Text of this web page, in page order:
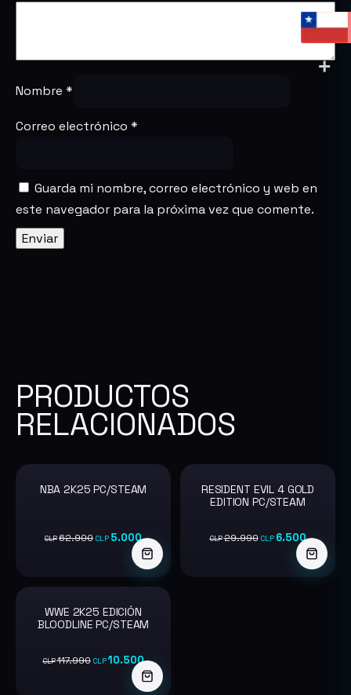
Nombre *
Correo electrónico *
Guarda mi nombre, correo electrónico y web en
este navegador para la próxima vez que comente.
PRODUCTOS
RELACIONADOS
-92%
NBA 2K25 PC/STEAM
CLP62.900 CLP 5.000
-78%
RESIDENT EVIL 4 GOLD
EDITION PC/STEAM
CLP29.990 CLP 6.500
-91%
WWE 2K25 EDICIÓN
BLOODLINE PC/STEAM
CLP117.990 CLP10.500